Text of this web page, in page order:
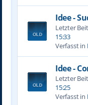
Idee -
Letzter
15:33
Verfasst in
Idee -
Letzter
15:25
Verfasst in